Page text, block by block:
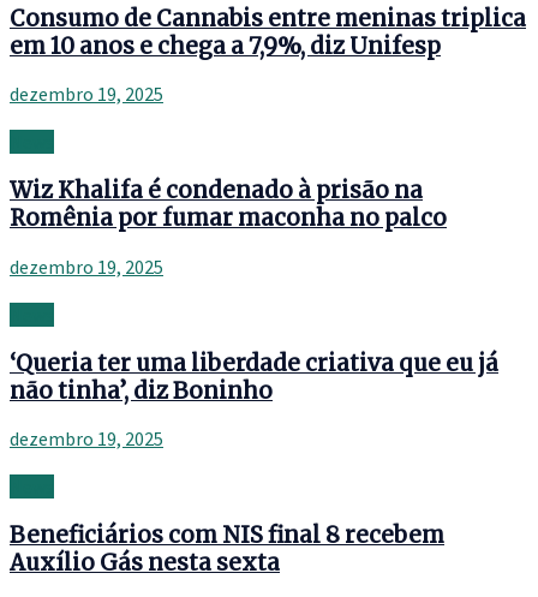
Consumo de Cannabis entre meninas triplica
em 10 anos e chega a 7,9%, diz Unifesp
dezembro 19, 2025
Wiz Khalifa é condenado à prisão na
Romênia por fumar maconha no palco
dezembro 19, 2025
‘Queria ter uma liberdade criativa que eu já
não tinha’, diz Boninho
dezembro 19, 2025
Beneficiários com NIS final 8 recebem
Auxílio Gás nesta sexta